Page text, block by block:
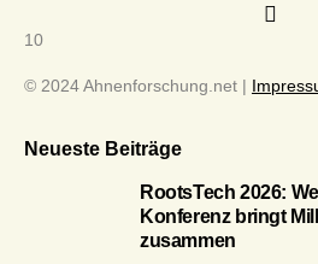
10
© 2024 Ahnenforschung.net |
Neueste Beiträge
RootsTech 2026:
Konferenz bringt
zusammen